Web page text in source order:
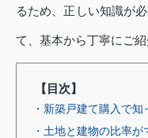
るため、正しい知識が
て、基本から丁寧にご紹
【目次】
・新築戸建て購入で
・土地と建物の比率